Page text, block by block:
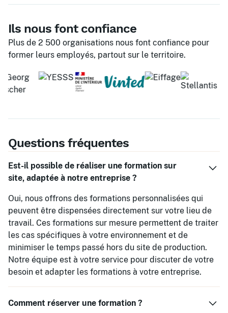
Ils nous font confiance
Plus de 2 500 organisations nous font confiance pour
former leurs employés, partout sur le territoire.
Questions fréquentes
Est-il possible de réaliser une formation sur
site, adaptée à notre entreprise ?
Oui, nous offrons des formations personnalisées qui
peuvent être dispensées directement sur votre lieu de
travail. Ces formations sur mesure permettent de traiter
les cas spécifiques à votre environnement et de
minimiser le temps passé hors du site de production.
Notre équipe est à votre service pour discuter de votre
besoin et adapter les formations à votre entreprise.
Comment réserver une formation ?